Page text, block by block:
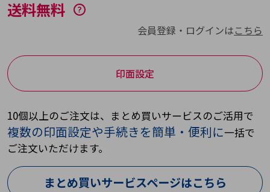
送料無料
会員登録・ログインはこちら
印面設定
10個以上のご注文は、まとめ買いサービスのご活用で
複数の印面設定や手続きを簡単・便利に一括で
ご注文いただけます。
まとめ買いサービスページはこちら